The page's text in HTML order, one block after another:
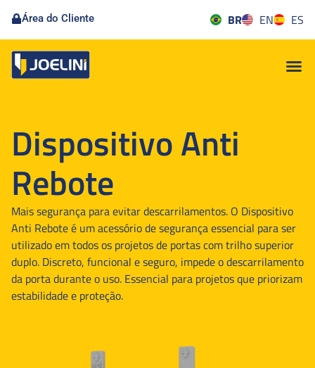
Área do Cliente BR EN ES
Dispositivo Anti
Rebote
Mais segurança para evitar descarrilamentos. O Dispositivo
Anti Rebote é um acessório de segurança essencial para ser
utilizado em todos os projetos de portas com trilho superior
duplo. Discreto, funcional e seguro, impede o descarrilamento
da porta durante o uso. Essencial para projetos que priorizam
estabilidade e proteção.